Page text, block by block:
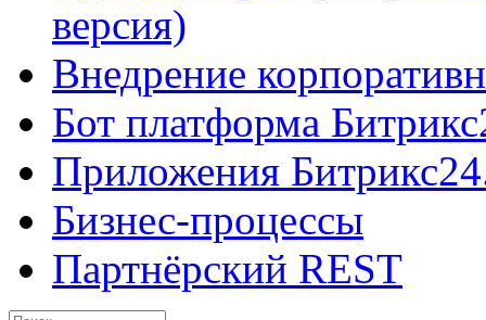
версия)
Внедрение
Бот платформа
Приложения
Бизнес-процессы
Партнёрский REST